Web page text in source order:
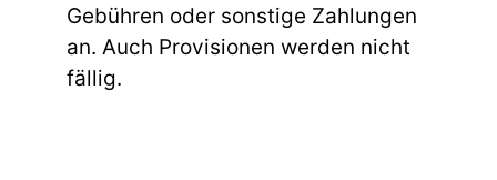
Gebühren oder sonstige Zahlungen
an. Auch Provisionen werden nicht
fällig.